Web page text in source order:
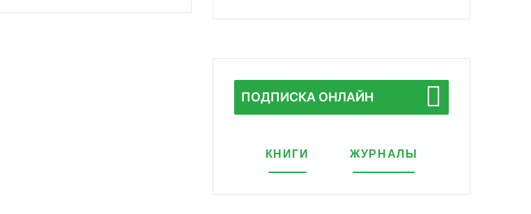
ПОДПИСКА ОНЛАЙН
КНИГИ ЖУРНАЛЫ